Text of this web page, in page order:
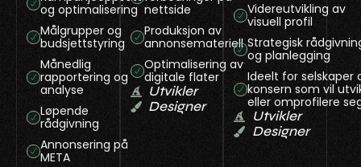
og optimalisering
Målgrupper og
budsjettstyring
Månedlig
rapportering og
analyse
Løpende
rådgivning
Annonsering på
META
nettside
Produksjon av
annonsemateriell
Optimalisering av
digitale flater
Utvikler
Designer
Videreutvikling av
visuell profil
Strategisk
og planlegging
Ideelt for selskaper
konsern som vil
eller omprofilere
Utvikler
Designer